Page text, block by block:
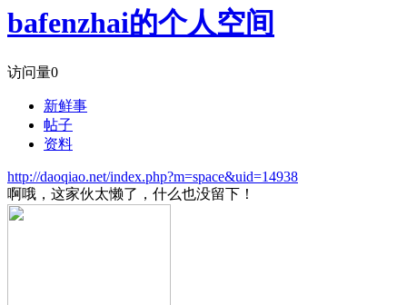
bafenzhai的个人空间
访问量0
新鲜事
帖子
资料
http://daoqiao.net/index.php?m=space&uid=14938
啊哦，这家伙太懒了，什么也没留下！